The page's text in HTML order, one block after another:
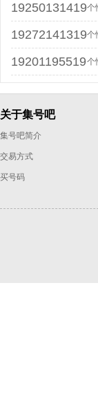
19250131419个
19272141319个
19201195519个
关于集号吧
集号吧简介
交易方式
买号码